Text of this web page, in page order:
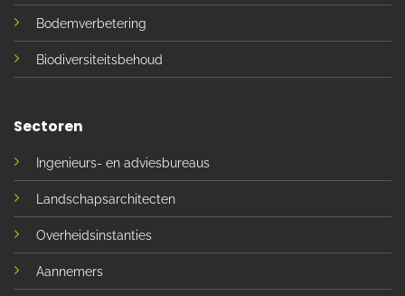
Bodemverbetering
Biodiversiteitsbehoud
Sectoren
Ingenieurs- en adviesbureaus
Landschapsarchitecten
Overheidsinstanties
Aannemers